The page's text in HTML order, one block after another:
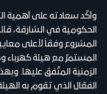
وأكّد سعادته على أهمية
الحكومية في الشارقة،
المشروع وفقاً لأعلى
المستمرّ مع هيئة كهرباء
الزمنية المتّفق عليها.
الفعّال الذي تقوم به